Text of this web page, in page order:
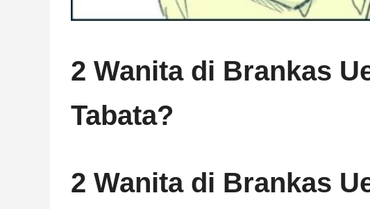
2 Wanita di Brankas
Tabata?
2 Wanita di Brankas